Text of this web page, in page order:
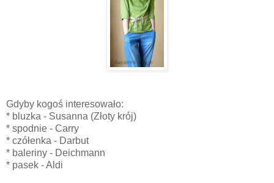
Gdyby kogoś interesowało:
* bluzka - Susanna (Złoty krój)
* spodnie - Carry
* czółenka - Darbut
* baleriny - Deichmann
* pasek - Aldi